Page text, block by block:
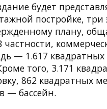
будет
постройке,
плану,
частности,
— 1.617
того, 3.171
862 квадратных
— бассейн.